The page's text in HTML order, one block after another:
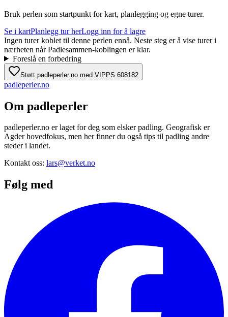
Bruk perlen som startpunkt for kart, planlegging og egne turer.
Se i kartPlanlegg tur herLogg inn for å lagre
Ingen turer koblet til denne perlen ennå. Neste steg er å vise turer i
nærheten når Padlesammen-koblingen er klar.
Foreslå en forbedring
Støtt padleperler.no med VIPPS 608182
padleperler.no
Om padleperler
padleperler.no er laget for deg som elsker padling. Geografisk er
Agder hovedfokus, men her finner du også tips til padling andre
steder i landet.
Kontakt oss: lars@verket.no
Følg med